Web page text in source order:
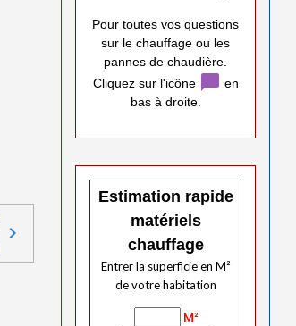
Pour toutes vos questions
sur le chauffage ou les
pannes de chaudière.
Cliquez sur l'icône
chat_bubble en
bas à droite.
Estimation rapide
matériels
chauffage
Entrer la superficie en M²
de votre habitation
M²